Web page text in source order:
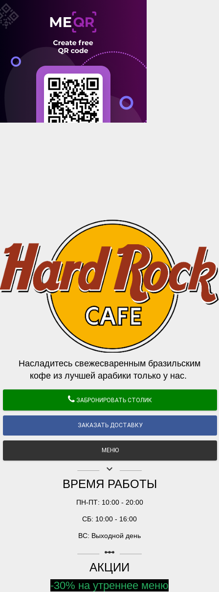
Насладитесь свежесваренным бразильским
кофе из лучшей арабики только у нас.
ЗАБРОНИРОВАТЬ СТОЛИК
ЗАКАЗАТЬ ДОСТАВКУ
МЕНЮ
keyboard_arrow_down
ВРЕМЯ РАБОТЫ
ПН-ПТ: 10:00 - 20:00
СБ: 10:00 - 16:00
ВС: Выходной день
linear_scale
АКЦИИ
-30% на утреннее меню